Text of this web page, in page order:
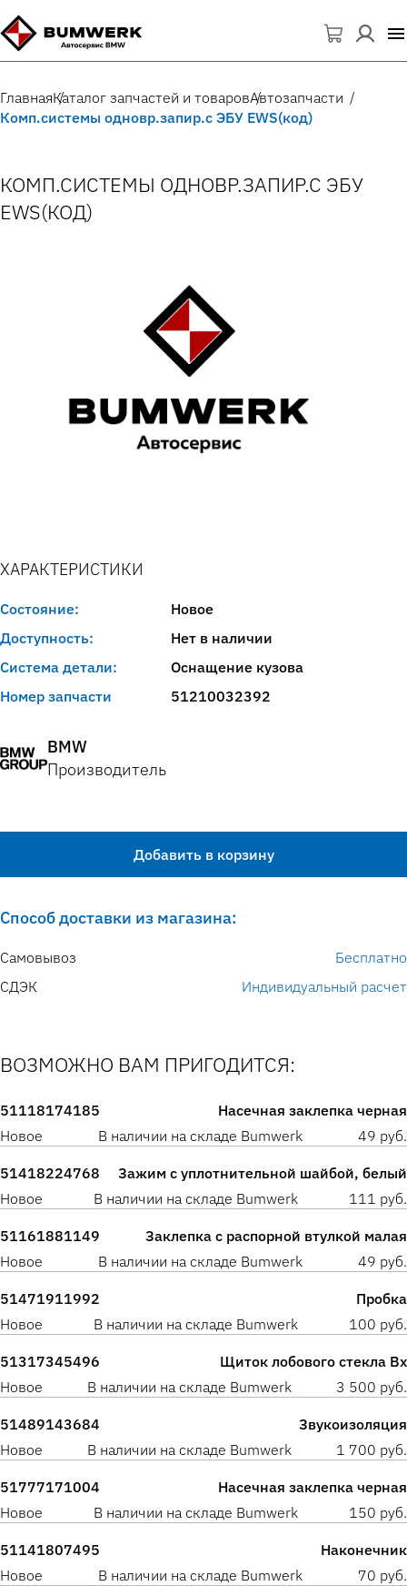
ГлавнаяКаталог запчастей и товаровАвтозапчасти
Комп.системы одновр.запир.с ЭБУ EWS(код)
КОМП.СИСТЕМЫ ОДНОВР.ЗАПИР.С ЭБУ
EWS(КОД)
ХАРАКТЕРИСТИКИ
Состояние:
Новое
Доступность:
Нет в наличии
Система детали:
Оснащение кузова
Номер запчасти
51210032392
BMW
Производитель
Добавить в корзину
Способ доставки из магазина:
Самовывоз
Бесплатно
СДЭК
Индивидуальный расчет
ВОЗМОЖНО ВАМ ПРИГОДИТСЯ:
51118174185
Насечная заклепка черная
Новое
В наличии на складе Bumwerk 49 руб.
51418224768
Зажим с уплотнительной шайбой, белый
Новое
В наличии на складе Bumwerk 111 руб.
51161881149
Заклепка с распорной втулкой малая
Новое
В наличии на складе Bumwerk 49 руб.
51471911992
Пробка
Новое
В наличии на складе Bumwerk 100 руб.
51317345496
Щиток лобового стекла Вх
Новое
В наличии на складе Bumwerk 3 500 руб.
51489143684
Звукоизоляция
Новое
В наличии на складе Bumwerk 1 700 руб.
51777171004
Насечная заклепка черная
Новое
В наличии на складе Bumwerk 150 руб.
51141807495
Наконечник
Новое
В наличии на складе Bumwerk 70 руб.